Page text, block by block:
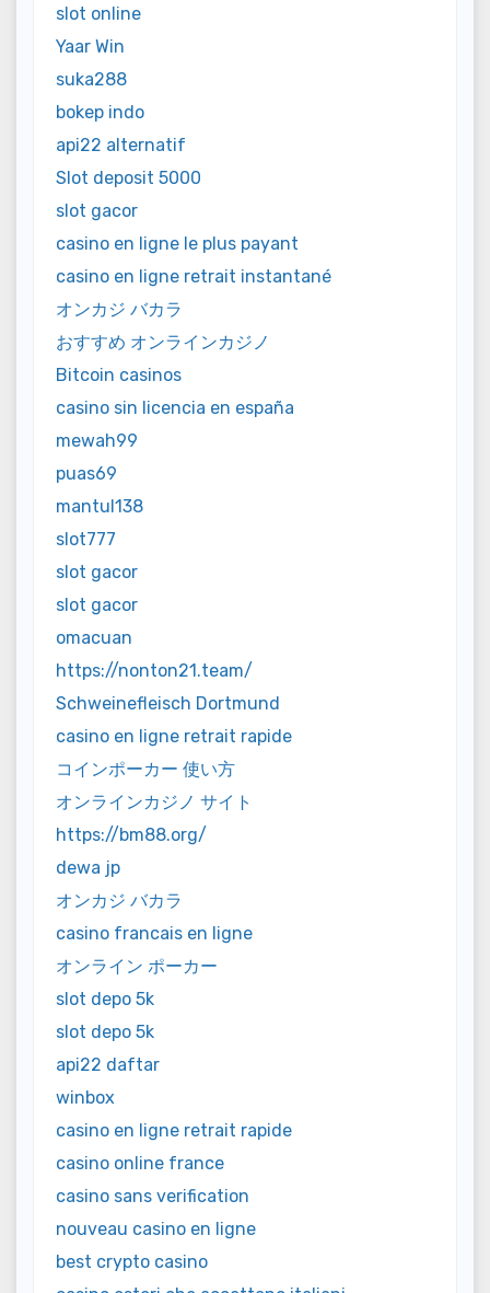
slot online
Yaar Win
suka288
bokep indo
api22 alternatif
Slot deposit 5000
slot gacor
casino en ligne le plus payant
casino en ligne retrait instantané
オンカジ バカラ
おすすめ オンラインカジノ
Bitcoin casinos
casino sin licencia en españa
mewah99
puas69
mantul138
slot777
slot gacor
slot gacor
omacuan
https://nonton21.team/
Schweinefleisch Dortmund
casino en ligne retrait rapide
コインポーカー 使い方
オンラインカジノ サイト
https://bm88.org/
dewa jp
オンカジ バカラ
casino francais en ligne
オンライン ポーカー
slot depo 5k
slot depo 5k
api22 daftar
winbox
casino en ligne retrait rapide
casino online france
casino sans verification
nouveau casino en ligne
best crypto casino